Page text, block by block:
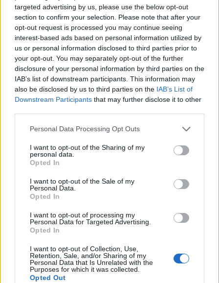
targeted advertising by us, please use the below opt-out
section to confirm your selection. Please note that after your
opt-out request is processed you may continue seeing
interest-based ads based on personal information utilized by
us or personal information disclosed to third parties prior to
your opt-out. You may separately opt-out of the further
disclosure of your personal information by third parties on the
IAB’s list of downstream participants. This information may
also be disclosed by us to third parties on the IAB’s List of
Downstream Participants that may further disclose it to other
Personal Data Processing Opt Outs
I want to opt-out of the Sharing of my
personal data.
Opted In
I want to opt-out of the Sale of my
Personal Data.
Opted In
I want to opt-out of processing my
Personal Data for Targeted Advertising.
Opted In
I want to opt-out of Collection, Use,
Retention, Sale, and/or Sharing of my
Personal Data that Is Unrelated with the
Purposes for which it was collected.
Opted Out
21/07/2026 19:14
Γιορτή Προφήτη Ηλία: Γιατί οι εκκλησίες του
είναι πάντα ψηλά
20/07/2026 08:14